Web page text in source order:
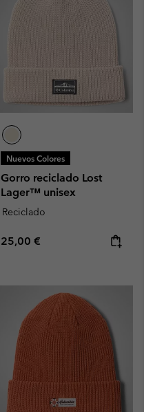
Nuevos Colores
Gorro reciclado Lost
Lager™ unisex
Reciclado
Regular price:
25,00 €